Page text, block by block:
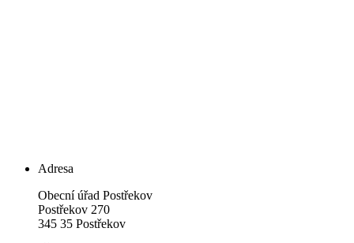
Adresa
Obecní úřad Postřekov
Postřekov 270
345 35 Postřekov